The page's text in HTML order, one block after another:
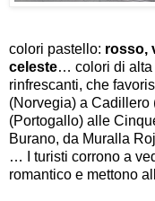
colori pastello: rosso,
celeste… colori di alta
rinfrescanti, che
(Norvegia) a Cadillero
(Portogallo) alle
Burano, da Muralla
… I turisti corrono a
romantico e mettono